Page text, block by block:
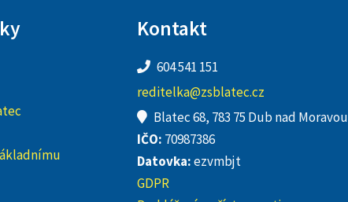
Kontakt
604 541 151
reditelka@zsblatec.cz
Blatec 68, 783 75 Dub nad Moravou
IČO: 70987386
Datovka:ezvmbjt
GDPR